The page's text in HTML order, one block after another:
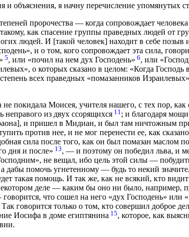
и объяснения, я начну перечисление упомянутых
пророчества — когда сопровождает
как спасение группы праведных людей от
людей. И [такой человек] находит в себе
и о том, кого сопровождает эта сила,
5, или «почил на нем дух Господень» 6, или
о которых сказано в целом: «Когда
всех праведных «помазанников
не покидала Моисея, учителя нашего, с тех пор,
неправого из двух ссорящихся 11; и благодаря
и пришел в Мидиан, и был там ничтожным
против нее, и не мог перенести ее, как
сила после того, как он был помазан маслом
дня и после» 13, — и поэтому он победил льва, и
не вещал, ибо цель этой силы —
дабы помочь угнетенному — будь то некий
такая помощь. И так же, как не всякий, кто
деле — каким бы оно ни было, например,
что сошел на него «дух Господень» или
говорится только о том, кто совершил доброе
Иосифа в доме египтянина 15, которое, как